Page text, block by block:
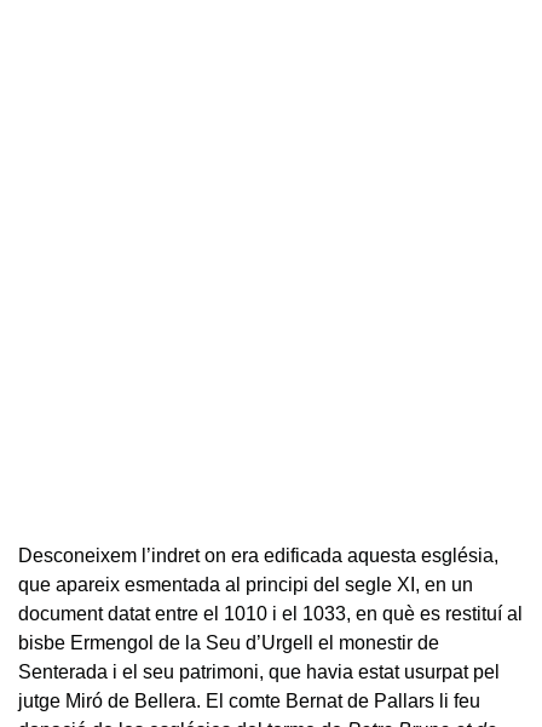
Desconeixem l’indret on era edificada aquesta església,
que apareix esmentada al principi del segle XI, en un
document datat entre el 1010 i el 1033, en què es restituí al
bisbe Ermengol de la Seu d’Urgell el monestir de
Senterada i el seu patrimoni, que havia estat usurpat pel
jutge Miró de Bellera. El comte Bernat de Pallars li feu